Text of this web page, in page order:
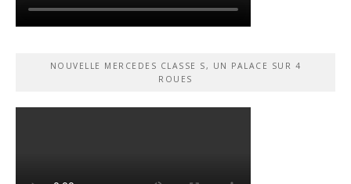
NOUVELLE MERCEDES CLASSE S, UN PALACE SUR 4
ROUES